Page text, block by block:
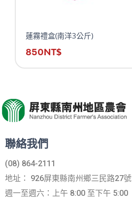
蓮霧禮盒(南洋3公斤)
850NT$
聯絡我們
(08) 864-2111
地址： 926屏東縣南州鄉三民路27號
週一至週六：上午 8:00 至下午 5:00